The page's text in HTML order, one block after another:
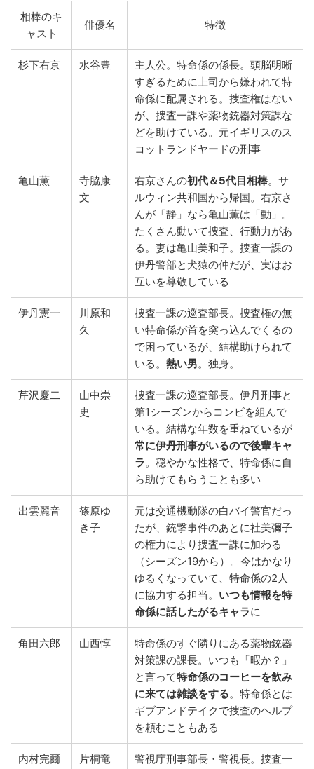
相棒のキ
ャスト
俳優名 特徴
杉下右京 水谷豊
主人公。特命係の係長。頭脳明晰
すぎるために上司から嫌われて特
命係に配属される。捜査権はない
が、捜査一課や薬物銃器対策課な
どを助けている。元イギリスのス
コットランドヤードの刑事
亀山薫
寺脇康
文
右京さんの初代＆5代目相棒。サ
ルウィン共和国から帰国。右京さ
んが「静」なら亀山薫は「動」。
たくさん動いて捜査、行動力があ
る。妻は亀山美和子。捜査一課の
伊丹警部と犬猿の仲だが、実はお
互いを尊敬している
伊丹憲一
川原和
久
捜査一課の巡査部長。捜査権の無
い特命係が首を突っ込んでくるの
で困っているが、結構助けられて
いる。 熱い男。独身。
芹沢慶二
山中崇
史
捜査一課の巡査部長。伊丹刑事と
第1シーズンからコンビを組んで
いる。結構な年数を重ねているが
常に伊丹刑事がいるので後輩キャ
ラ。穏やかな性格で、特命係に自
ら助けてもらうことも多い
出雲麗音
篠原ゆ
き子
元は交通機動隊の白バイ警官だっ
たが、銃撃事件のあとに社美彌子
の権力により捜査一課に加わる
（シーズン19から）。今はかなり
ゆるくなっていて、特命係の2人
に協力する担当。 いつも情報を特
命係に話したがるキャラに
角田六郎 山西惇
特命係のすぐ隣りにある薬物銃器
対策課の課長。いつも「暇か？」
と言って特命係のコーヒーを飲み
に来ては雑談をする。特命係とは
ギブアンドテイクで捜査のヘルプ
を頼むこともある
内村完爾
片桐竜
警視庁刑事部長・警視長。捜査一